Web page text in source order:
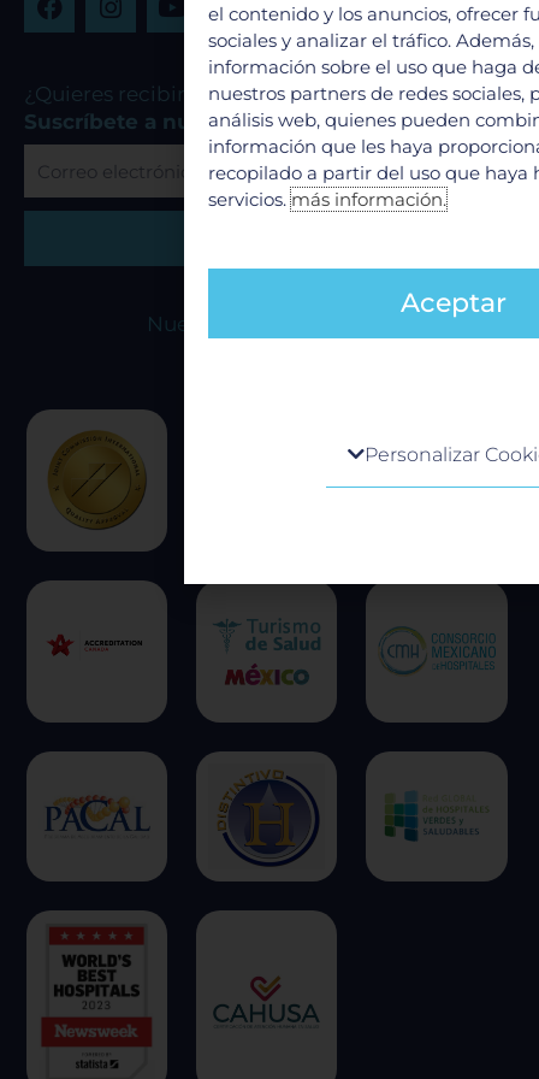
a
b
o
o
k
n
a
g
r
a
m
o
u
b
e
¿Quieres recibir nuestras promociones?
Suscríbete a nuestro boletín
electrónico
Nuestras acreditaciones
el contenido y los anuncios, ofrecer
sociales y analizar el tráfico.
información sobre el uso que haga
nuestros partners de redes sociales,
análisis web, quienes pueden
información que les haya
recopilado a partir del uso que haya
servicios.más información.
Aceptar
Cuando visita cualquier sitio web,
preferencias o su dispositivo, y se
principalmente para que el sitio
esperado. Por lo general, la
identifica directamente, pero
una experiencia web más
respetamos su derecho a la
clic en los encabezados de cada
más y cambiar nuestras
predeterminadas. Sin embargo, el
algunos tipos de cookies puede
experiencia en el sitio y los
Permitir todas
Personalizar